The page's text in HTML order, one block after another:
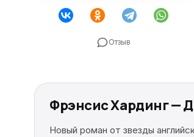
Отзыв
Фрэнсис Хардинг —
Новый роман от звезды